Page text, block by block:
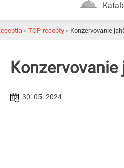
Receptia » TOP recepty » Konzervovanie
30. 05. 2024